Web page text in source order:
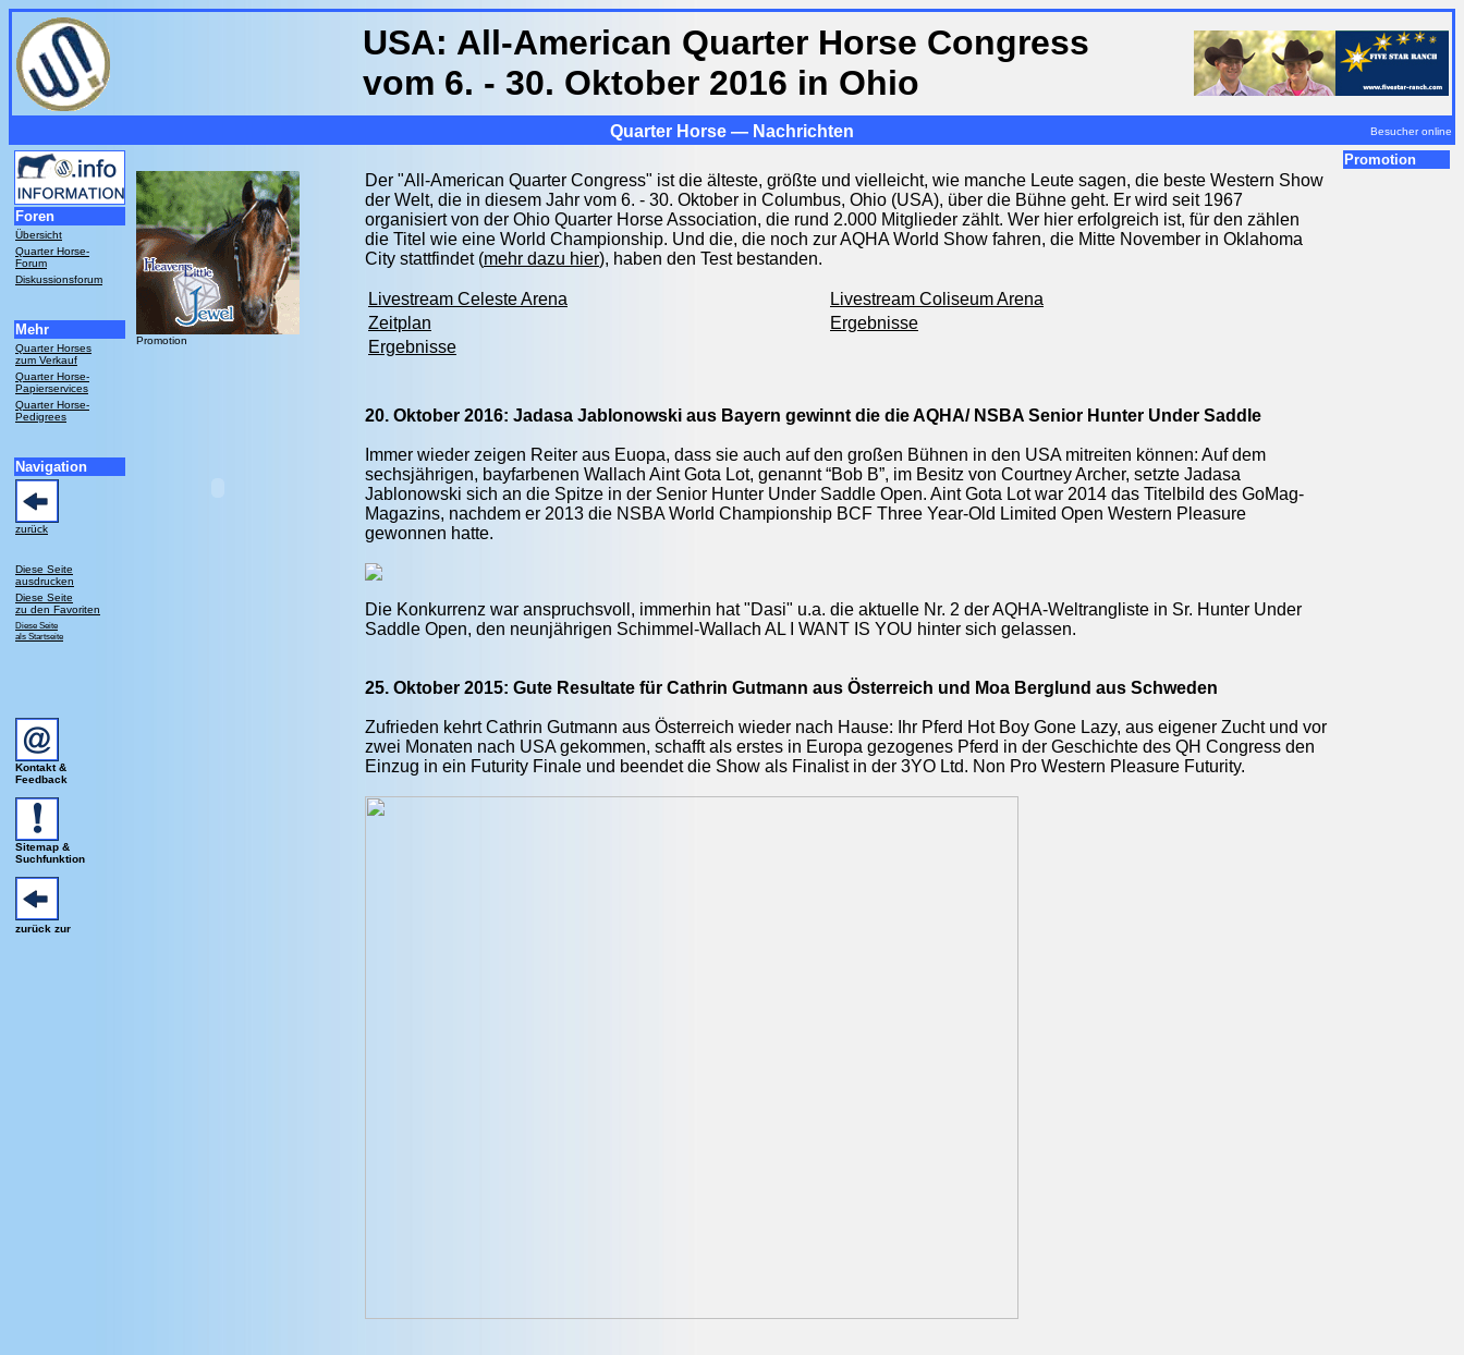
USA: All-American Quarter Horse Congress
vom 6. - 30. Oktober 2016 in Ohio
Quarter Horse — Nachrichten Besucher online
Foren
Übersicht
Quarter Horse-
Forum
Diskussionsforum
Mehr
Quarter Horses
zum Verkauf
Quarter Horse-
Papierservices
Quarter Horse-
Pedigrees
Navigation
zurück
Diese Seite
ausdrucken
Diese Seite
zu den Favoriten
Diese Seite
als Startseite
Kontakt &
Feedback
Sitemap &
Suchfunktion
zurück zur
Promotion
Der "All-American Quarter Congress" ist die älteste, größte und vielleicht, wie manche Leute sagen, die beste Western Show
der Welt, die in diesem Jahr vom 6. - 30. Oktober in Columbus, Ohio (USA), über die Bühne geht. Er wird seit 1967
organisiert von der Ohio Quarter Horse Association, die rund 2.000 Mitglieder zählt. Wer hier erfolgreich ist, für den zählen
die Titel wie eine World Championship. Und die, die noch zur AQHA World Show fahren, die Mitte November in Oklahoma
City stattfindet (mehr dazu hier), haben den Test bestanden.
Livestream Celeste Arena
Livestream Coliseum Arena
Zeitplan
Ergebnisse
Ergebnisse
20. Oktober 2016: Jadasa Jablonowski aus Bayern gewinnt die die AQHA/ NSBA Senior Hunter Under Saddle
Immer wieder zeigen Reiter aus Euopa, dass sie auch auf den großen Bühnen in den USA mitreiten können: Auf dem
sechsjährigen, bayfarbenen Wallach Aint Gota Lot, genannt “Bob B”, im Besitz von Courtney Archer, setzte Jadasa
Jablonowski sich an die Spitze in der Senior Hunter Under Saddle Open. Aint Gota Lot war 2014 das Titelbild des GoMag-
Magazins, nachdem er 2013 die NSBA World Championship BCF Three Year-Old Limited Open Western Pleasure
gewonnen hatte.
Die Konkurrenz war anspruchsvoll, immerhin hat "Dasi" u.a. die aktuelle Nr. 2 der AQHA-Weltrangliste in Sr. Hunter Under
Saddle Open, den neunjährigen Schimmel-Wallach AL I WANT IS YOU hinter sich gelassen.
25. Oktober 2015: Gute Resultate für Cathrin Gutmann aus Österreich und Moa Berglund aus Schweden
Zufrieden kehrt Cathrin Gutmann aus Österreich wieder nach Hause: Ihr Pferd Hot Boy Gone Lazy, aus eigener Zucht und vor
zwei Monaten nach USA gekommen, schafft als erstes in Europa gezogenes Pferd in der Geschichte des QH Congress den
Einzug in ein Futurity Finale und beendet die Show als Finalist in der 3YO Ltd. Non Pro Western Pleasure Futurity.
Promotion